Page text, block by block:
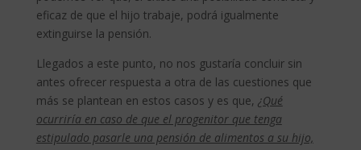
eficaz de que el hijo trabaje, podrá igualmente
extinguirse la pensión.
Llegados a este punto, no nos gustaría concluir sin
antes ofrecer respuesta a otra de las cuestiones que
más se plantean en estos casos y es que, ¿Qué
ocurriría en caso de que el progenitor que tenga
estipulado pasarle una pensión de alimentos a su hijo,